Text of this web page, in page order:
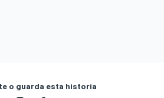
o guarda esta historia